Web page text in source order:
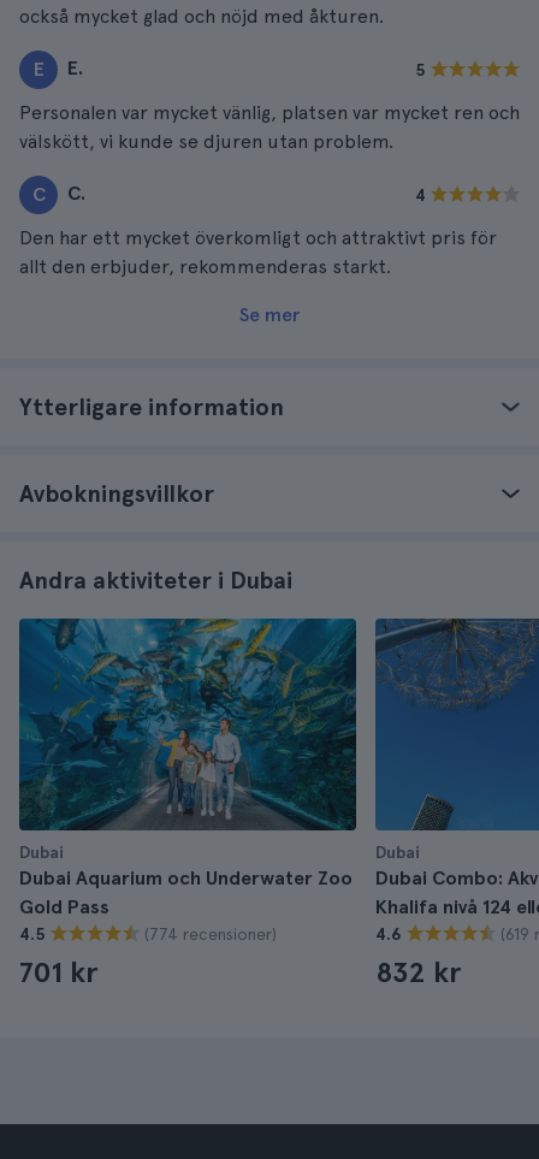
också mycket glad och nöjd med åkturen.
E E. 5
Personalen var mycket vänlig, platsen var mycket ren och
välskött, vi kunde se djuren utan problem.
C C. 4
Den har ett mycket överkomligt och attraktivt pris för
allt den erbjuder, rekommenderas starkt.
Se mer
Ytterligare information
Avbokningsvillkor
Andra aktiviteter i Dubai
Dubai
Dubai Aquarium och Underwater Zoo
Gold Pass
4.5 (774 recensioner)
701 kr
Dubai
Dubai Combo:
Khalifa nivå 124
4.6 (619
832 kr